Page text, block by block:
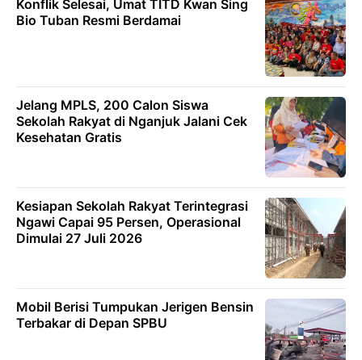
Konflik Selesai, Umat TITD Kwan Sing
Bio Tuban Resmi Berdamai
Jelang MPLS, 200 Calon Siswa
Sekolah Rakyat di Nganjuk Jalani Cek
Kesehatan Gratis
Kesiapan Sekolah Rakyat Terintegrasi
Ngawi Capai 95 Persen, Operasional
Dimulai 27 Juli 2026
Mobil Berisi Tumpukan Jerigen Bensin
Terbakar di Depan SPBU